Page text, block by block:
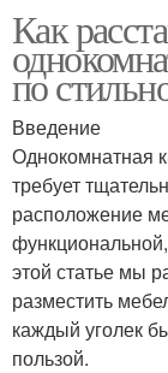
Как
по
Введение
Однокомнатная
требует
расположение
этой статье мы
разместить
каждый уголек
пользой.